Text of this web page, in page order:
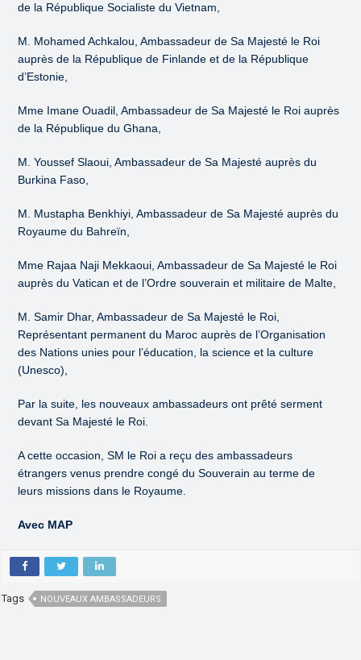
de la République Socialiste du Vietnam,
M. Mohamed Achkalou, Ambassadeur de Sa Majesté le Roi
auprès de la République de Finlande et de la République
d’Estonie,
Mme Imane Ouadil, Ambassadeur de Sa Majesté le Roi auprès
de la République du Ghana,
M. Youssef Slaoui, Ambassadeur de Sa Majesté auprès du
Burkina Faso,
M. Mustapha Benkhiyi, Ambassadeur de Sa Majesté auprès du
Royaume du Bahreïn,
Mme Rajaa Naji Mekkaoui, Ambassadeur de Sa Majesté le Roi
auprès du Vatican et de l’Ordre souverain et militaire de Malte,
M. Samir Dhar, Ambassadeur de Sa Majesté le Roi,
Représentant permanent du Maroc auprès de l’Organisation
des Nations unies pour l’éducation, la science et la culture
(Unesco),
Par la suite, les nouveaux ambassadeurs ont prêté serment
devant Sa Majesté le Roi.
A cette occasion, SM le Roi a reçu des ambassadeurs
étrangers venus prendre congé du Souverain au terme de
leurs missions dans le Royaume.
Avec MAP
Tags NOUVEAUX AMBASSADEURS